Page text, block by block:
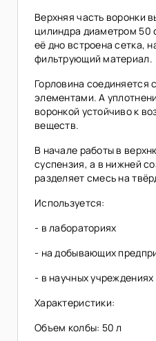
Верхняя часть воронки
цилиндра диаметром 50
её дно встроена сетка,
фильтрующий материал.
Горловина соединяется
элементами. А
воронкой устойчиво к
веществ.
В начале работы в
суспензия, а в нижней
разделяет смесь на
Используется:
- в лабораториях
- на добывающих
- в научных учреждениях
Характеристики:
Объем колбы: 50 л